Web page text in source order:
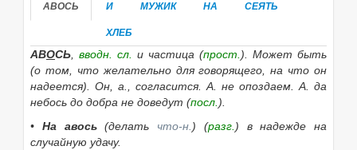
АВОСЬ И МУЖИК НА СЕЯТЬ
ХЛЕБ
АВОСЬ, вводн. сл. и частица (прост.). Может быть
(о том, что желательно для говорящего, на что он
надеется). Он, а., согласится. А. не опоздаем. А. да
небось до добра не доведут (посл.).
• На авось(делать что-н.) (разг.) в надежде на
случайную удачу.